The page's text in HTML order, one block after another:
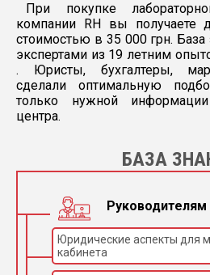
Фокусировка
Источник света
Вт, с
Источник
питания
220 В, 50
предохранители
Рабочая
влажность
Вес
При покупке
компании RH вы получаете
стоимостью в 35 000 грн.
экспертами из 19 летним
. Юристы, бухгалтеры,
сделали оптимальную
только нужной
центра.
БАЗА
Руководителям
Юридические аспекты для
кабинета